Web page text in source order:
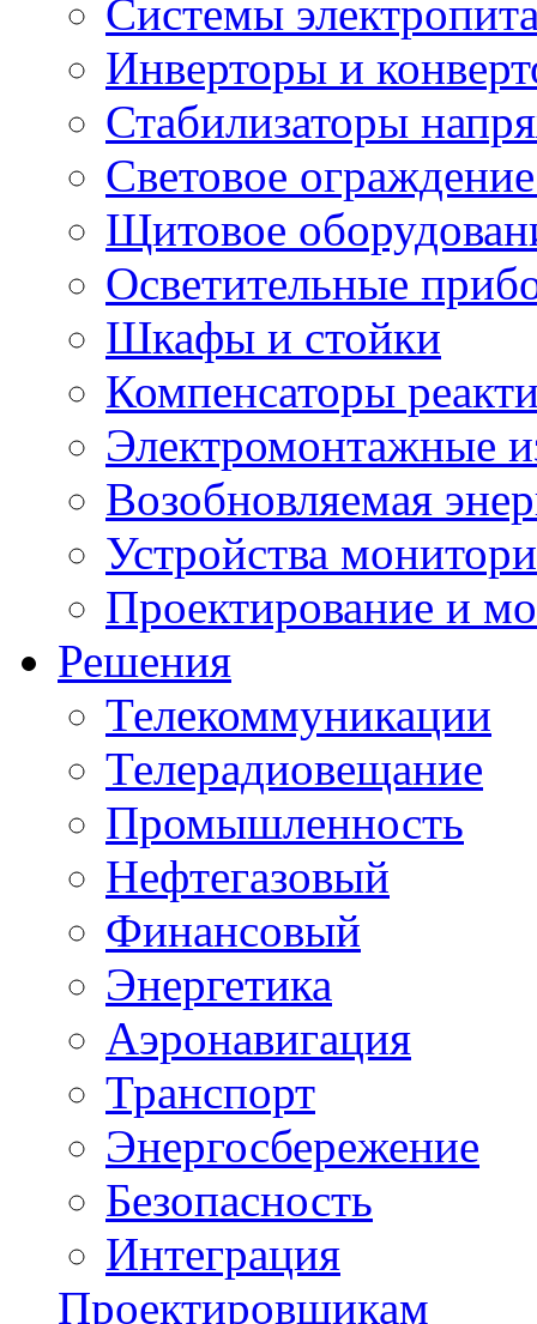
Системы
Инверторы и
Стабилизаторы
Световое
Щитовое
Осветительные
Шкафы и стойки
Компенсаторы
Электромонтажные
Возобновляемая
Устройства
Проектирование и
Решения
Телекоммуникации
Телерадиовещание
Промышленность
Нефтегазовый
Финансовый
Энергетика
Аэронавигация
Транспорт
Энергосбережение
Безопасность
Интеграция
Проектировщикам